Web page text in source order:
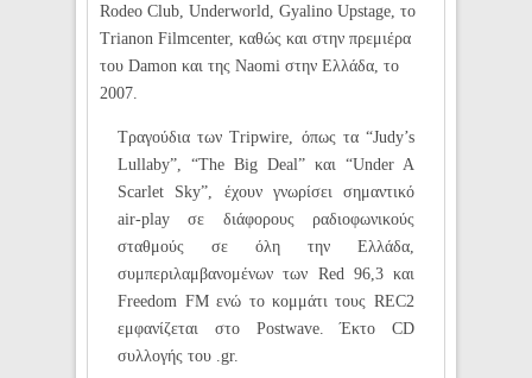
Rodeo Club, Underworld, Gyalino Upstage, το
Trianon Filmcenter, καθώς και στην πρεμιέρα
του Damon και της Naomi στην Ελλάδα, το
2007.
Τραγούδια των Tripwire, όπως τα “Judy’s
Lullaby”, “The Big Deal” και “Under A
Scarlet Sky”, έχουν γνωρίσει σημαντικό
air-play σε διάφορους ραδιοφωνικούς
σταθμούς σε όλη την Ελλάδα,
συμπεριλαμβανομένων των Red 96,3 και
Freedom FM ενώ το κομμάτι τους REC2
εμφανίζεται στο Postwave. Έκτο CD
συλλογής του .gr.